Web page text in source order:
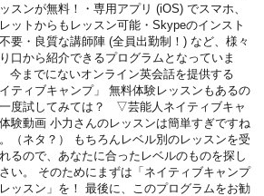
スンが無料！・専用アプリ (iOS) でスマホ、
ットからもレッスン可能・Skypeのインスト
要・良質な講師陣 (全員出勤制！) など、様々
口から紹介できるプログラムとなっていま
今までにないオンライン英会話を提供する
イティブキャンプ」 無料体験レッスンもあるの
度試してみては？ ▽芸能人ネイティブキャ
験動画 小力さんのレッスンは簡単すぎですね
（ネタ？） もちろんレベル別のレッスンを受
るので、あなたに合ったレベルのものを探し
い。 そのためにまずは「ネイティブキャンプ
ッスン」を！ 最後に、このプログラムをお勧